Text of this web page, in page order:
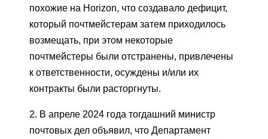
похожие на Horizon, что создавало дефицит,
который почтмейстерам затем приходилось
возмещать, при этом некоторые
почтмейстеры были отстранены, привлечены
к ответственности, осуждены и/или их
контракты были расторгнуты.
2. В апреле 2024 года тогдашний министр
почтовых дел объявил, что Департамент